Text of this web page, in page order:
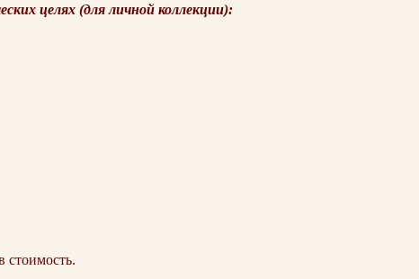
целях (для личной коллекции):
стоимость.